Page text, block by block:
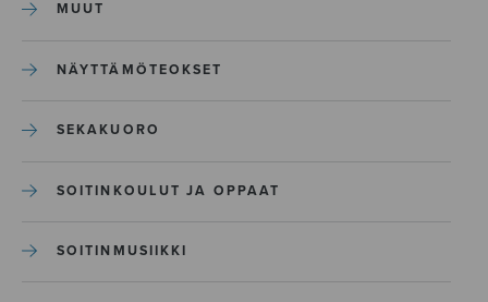
MUUT
NÄYTTÄMÖTEOKSET
SEKAKUORO
SOITINKOULUT JA OPPAAT
SOITINMUSIIKKI